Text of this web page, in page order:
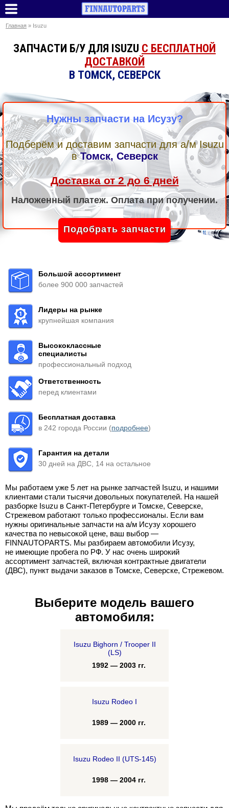
Главная » Isuzu
ЗАПЧАСТИ Б/У ДЛЯ ISUZU С БЕСПЛАТНОЙ
ДОСТАВКОЙ
В ТОМСК, СЕВЕРСК
Нужны запчасти на Исузу?
Подберём и доставим запчасти для а/м Isuzu
вТомск, Северск
Доставка от 2 до 6 дней
Наложенный платеж. Оплата при получении.
Подобрать запчасти
Большой ассортимент
более 900 000 запчастей
Лидеры на рынке
крупнейшая компания
Высококлассные
специалисты
профессиональный подход
Ответственность
перед клиентами
Бесплатная доставка
в 242 города России (подробнее)
Гарантия на детали
30 дней на ДВС, 14 на остальное
Мы работаем уже 5 лет на рынке запчастей Isuzu, и нашими
клиентами стали тысячи довольных покупателей. На нашей
разборке Isuzu в Санкт-Петербурге и Томске, Северске,
Стрежевом работают только профессионалы. Если вам
нужны оригинальные запчасти на а/м Исузу хорошего
качества по невысокой цене, ваш выбор —
FINNAUTOPARTS. Мы разбираем автомобили Исузу,
не имеющие пробега по РФ. У нас очень широкий
ассортимент запчастей, включая контрактные двигатели
(ДВС), пункт выдачи заказов в Томске, Северске, Стрежевом.
Выберите модель вашего
автомобиля:
Isuzu Bighorn / Trooper II
(LS)
1992 — 2003 гг.
Isuzu Rodeo I
1989 — 2000 гг.
Isuzu Rodeo II (UTS-145)
1998 — 2004 гг.